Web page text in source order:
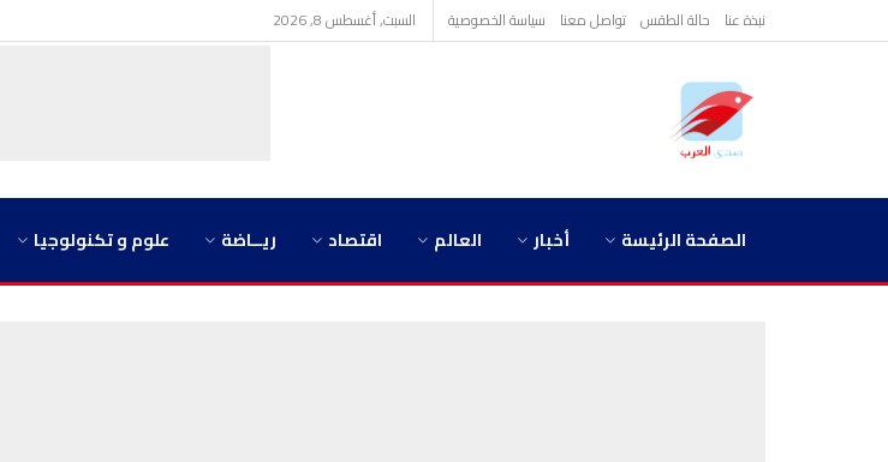
نبذة عنا حالة الطقس تواصل معنا سياسة الخصوصية السبت, أغسطس 8, 2026
الصفحة الرئيسة أخبار العالم اقتصاد ريــاضة علوم و تكنولوجيا